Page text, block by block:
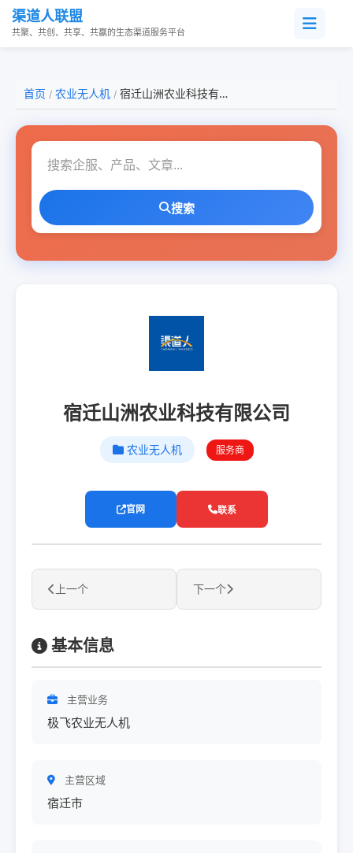
渠道人联盟
共聚、共创、共享、共赢的生态渠道服务平台
首页 / 农业无人机 / 宿迁山洲农业科技有限公司
搜索
宿迁山洲农业科技有限公司
农业无人机 服务商
官网 联系
上一个 下一个
基本信息
主营业务
极飞农业无人机
主营区域
宿迁市